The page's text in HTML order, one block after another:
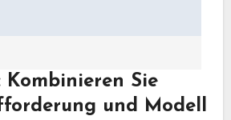
Kombinieren Sie
und Modell